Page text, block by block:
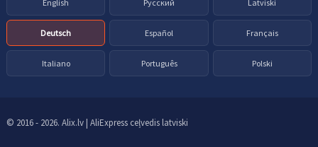
English Русский Latviski
Deutsch Español Français
Italiano Português Polski
© 2016 - 2026. Alix.lv | AliExpress ceļvedis latviski